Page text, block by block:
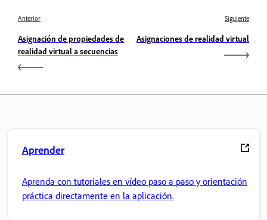
Anterior
Asignación de propiedades de
realidad virtual a secuencias
Siguiente
Asignaciones de realidad virtual
Aprender
Aprenda con tutoriales en vídeo paso a paso y orientación
práctica directamente en la aplicación.